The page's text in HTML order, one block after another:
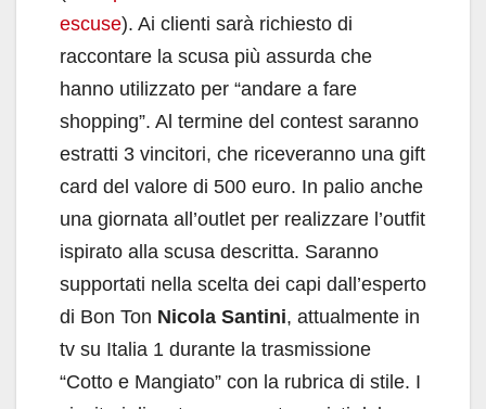
escuse). Ai clienti sarà richiesto di
raccontare la scusa più assurda che
hanno utilizzato per “andare a fare
shopping”. Al termine del contest saranno
estratti 3 vincitori, che riceveranno una gift
card del valore di 500 euro. In palio anche
una giornata all’outlet per realizzare l’outfit
ispirato alla scusa descritta. Saranno
supportati nella scelta dei capi dall’esperto
di Bon Ton Nicola Santini, attualmente in
tv su Italia 1 durante la trasmissione
“Cotto e Mangiato” con la rubrica di stile. I